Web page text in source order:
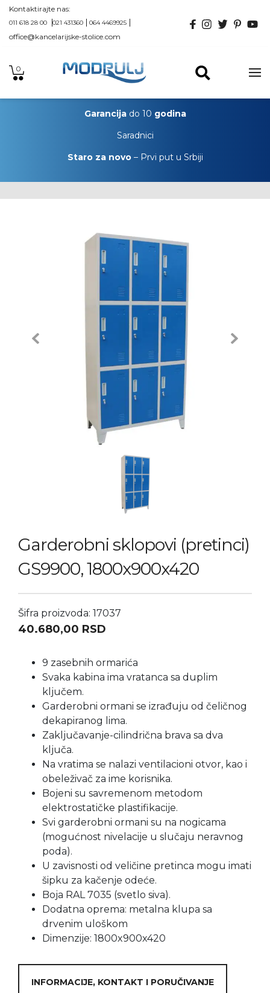
Kontaktirajte nas:
011 618 28 00 021 431360 064 4469925
office@kancelarijske-stolice.com
0
Garancijado 10 godina
Saradnici
Staro za novo– Prvi put u Srbiji
Previous Next
Garderobni sklopovi (pretinci)
GS9900, 1800x900x420
Šifra proizvoda: 17037
40.680,00 RSD
9 zasebnih ormarića
Svaka kabina ima vratanca sa duplim
ključem.
Garderobni ormani se izrađuju od čeličnog
dekapiranog lima.
Zaključavanje-cilindrična brava sa dva
ključa.
Na vratima se nalazi ventilacioni otvor, kao i
obeleživač za ime korisnika.
Bojeni su savremenom metodom
elektrostatičke plastifikacije.
Svi garderobni ormani su na nogicama
(mogućnost nivelacije u slučaju neravnog
poda).
U zavisnosti od veličine pretinca mogu imati
šipku za kačenje odeće.
Boja RAL 7035 (svetlo siva).
Dodatna oprema: metalna klupa sa
drvenim uloškom
Dimenzije: 1800x900x420
INFORMACIJE, KONTAKT I PORUČIVANJE